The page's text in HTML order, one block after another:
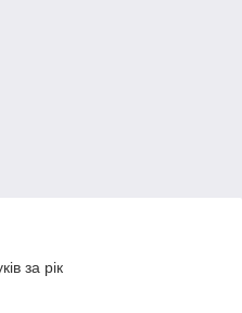
за рік